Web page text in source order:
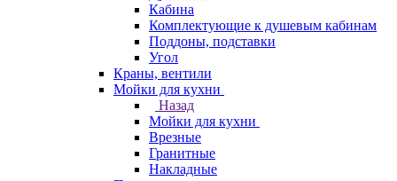
Кабина
Комплектующие к душевым кабинам
Поддоны, подставки
Угол
Краны, вентили
Мойки для кухни
Назад
Мойки для кухни
Врезные
Гранитные
Накладные